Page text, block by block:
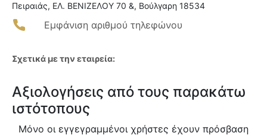
Πειραιάς, ΕΛ. ΒΕΝΙΖΕΛΟΥ 70 &, Βούλγαρη 18534
Εμφάνιση αριθμού τηλεφώνου
Σχετικά με την εταιρεία:
Αξιολογήσεις από τους παρακάτω
ιστότοπους
Μόνο οι εγγεγραμμένοι χρήστες έχουν πρόσβαση